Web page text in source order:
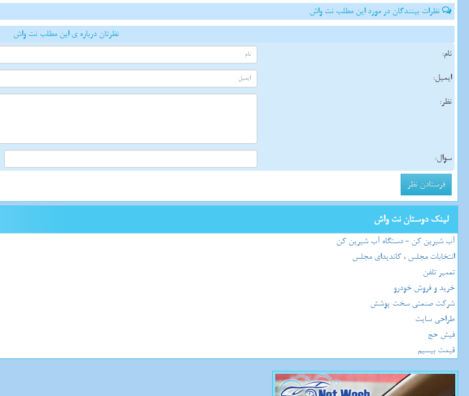
نظرات بینندگان در مورد این مطلب نت واش
نظرتان درباره ی این مطلب نت واش
نام:
ایمیل:
نظر:
سوال:
لینک دوستان نت واش
آب شیرین کن - دستگاه آب شیرین کن
انتخابات مجلس ، کاندیدای مجلس
تعمیر تلفن
خرید و فروش خودرو
شرکت صنعتی سخت پوشش
طراحی سایت
فیش حج
قیمت بیسیم